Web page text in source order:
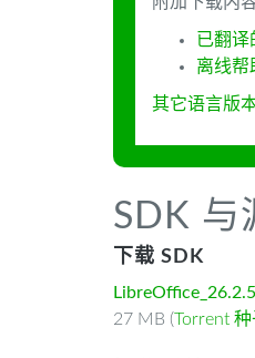
已翻译
离线帮
其它语言版本
SDK 与
下载 SDK
27 MB (Torrent 种